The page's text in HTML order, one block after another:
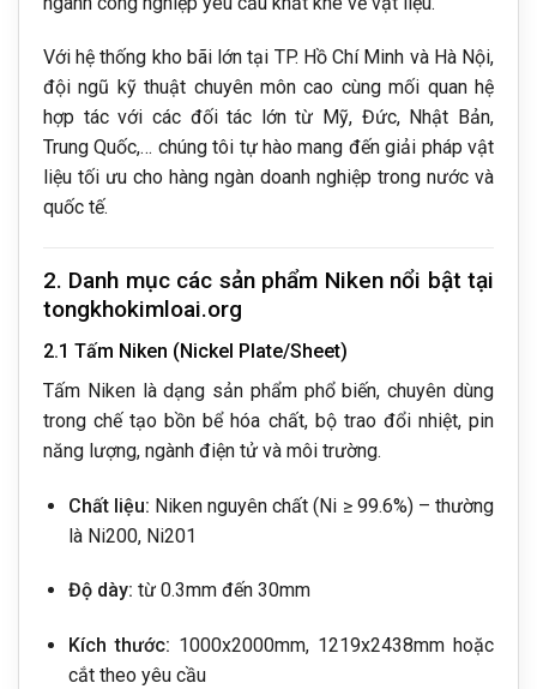
Với hệ thống kho bãi lớn tại TP. Hồ Chí Minh và Hà Nội,
đội ngũ kỹ thuật chuyên môn cao cùng mối quan hệ
hợp tác với các đối tác lớn từ Mỹ, Đức, Nhật Bản,
Trung Quốc,… chúng tôi tự hào mang đến giải pháp vật
liệu tối ưu cho hàng ngàn doanh nghiệp trong nước và
quốc tế.
2. Danh mục các sản phẩm Niken nổi bật tại
tongkhokimloai.org
2.1 Tấm Niken (Nickel Plate/Sheet)
Tấm Niken là dạng sản phẩm phổ biến, chuyên dùng
trong chế tạo bồn bể hóa chất, bộ trao đổi nhiệt, pin
năng lượng, ngành điện tử và môi trường.
Chất liệu: Niken nguyên chất (Ni ≥ 99.6%) – thường
là Ni200, Ni201
Độ dày: từ 0.3mm đến 30mm
Kích thước: 1000x2000mm, 1219x2438mm hoặc
cắt theo yêu cầu